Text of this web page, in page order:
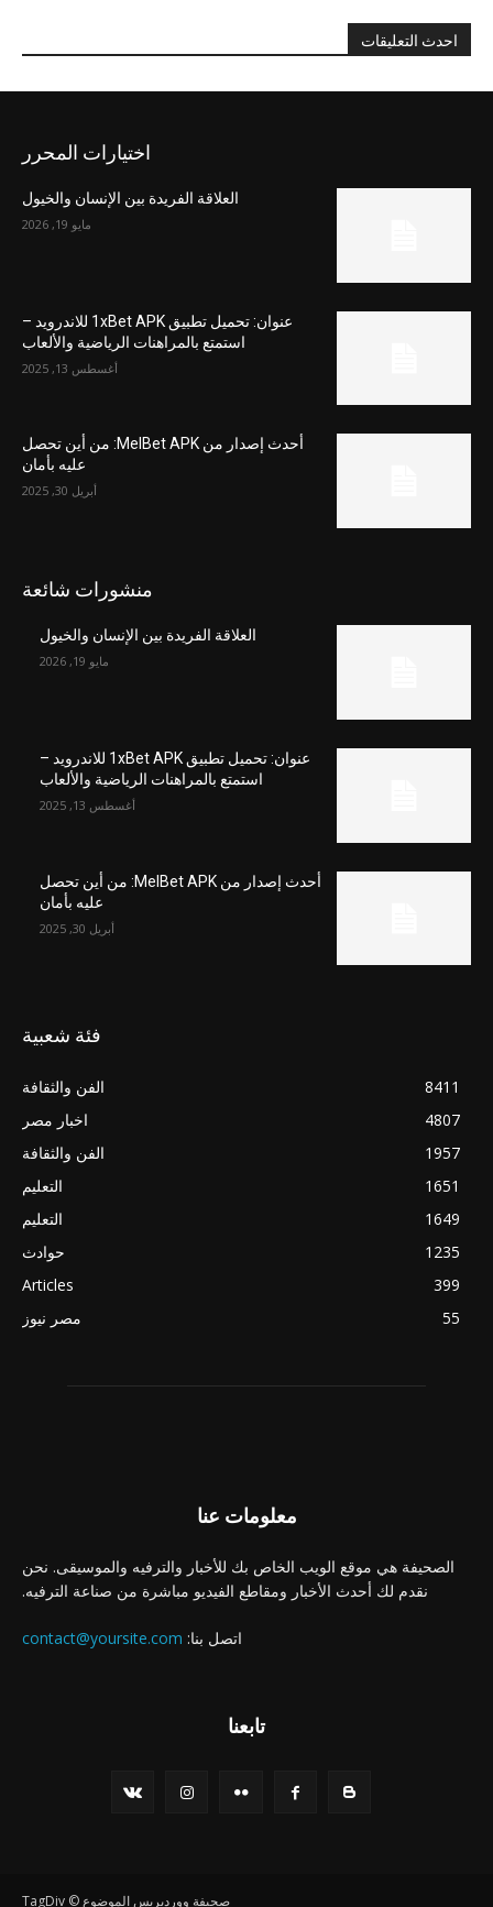
احدث التعليقات
اختيارات المحرر
العلاقة الفريدة بين الإنسان والخيول
مايو 19, 2026
عنوان: تحميل تطبيق 1xBet APK للاندرويد –
استمتع بالمراهنات الرياضية والألعاب
أغسطس 13, 2025
أحدث إصدار من MelBet APK: من أين تحصل
عليه بأمان
أبريل 30, 2025
منشورات شائعة
العلاقة الفريدة بين الإنسان والخيول
مايو 19, 2026
عنوان: تحميل تطبيق 1xBet APK للاندرويد –
استمتع بالمراهنات الرياضية والألعاب
أغسطس 13, 2025
أحدث إصدار من MelBet APK: من أين تحصل
عليه بأمان
أبريل 30, 2025
فئة شعبية
الفن والثقافة
8411
اخبار مصر
4807
الفن والثقافة
1957
التعليم
1651
التعليم
1649
حوادث
1235
Articles
399
مصر نيوز
55
معلومات عنا
الصحيفة هي موقع الويب الخاص بك للأخبار والترفيه والموسيقى. نحن
نقدم لك أحدث الأخبار ومقاطع الفيديو مباشرة من صناعة الترفيه.
اتصل بنا: contact@yoursite.com
تابعنا
صحيفة ووردبريس الموضوع © TagDiv